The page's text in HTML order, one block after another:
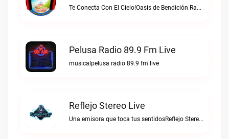
Te Conecta Con El Cielo!Oasis de Bendición Radio live
Pelusa Radio 89.9 Fm Live
musicalpelusa radio 89.9 fm live
Reflejo Stereo Live
Una emisora que toca tus sentidosReflejo Stereo live